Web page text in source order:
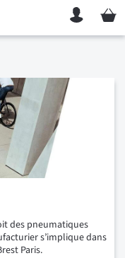
Mon
des pneumatiques
s’implique dans
Paris.